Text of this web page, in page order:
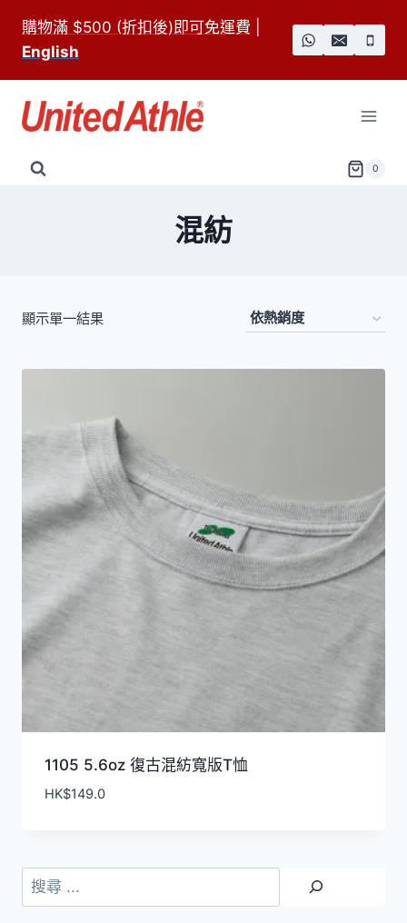
content
購物滿 $500 (折扣後)即可免運費
English
0
混紡
顯示單一結果
1105 5.6oz 復古混紡寬版T恤
HK$149.0
搜
尋